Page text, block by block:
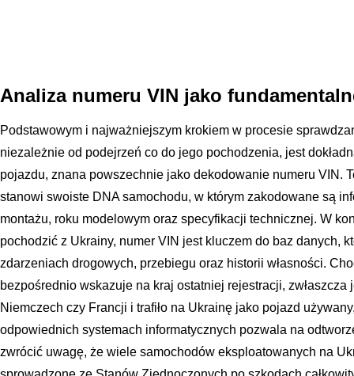
Analiza numeru VIN jako
Podstawowym i najważniejszym krokiem w procesie
niezależnie od podejrzeń co do jego pochodzenia, jest
pojazdu, znana powszechnie jako dekodowanie numeru VIN.
stanowi swoiste DNA samochodu, w którym zakodowane są
montażu, roku modelowym oraz specyfikacji technicznej. W
pochodzić z Ukrainy, numer VIN jest kluczem do baz danych,
zdarzeniach drogowych, przebiegu oraz historii własności.
bezpośrednio wskazuje na kraj ostatniej rejestracji, zwłaszcza
Niemczech czy Francji i trafiło na Ukrainę jako pojazd
odpowiednich systemach informatycznych pozwala na
zwrócić uwagę, że wiele samochodów eksploatowanych na